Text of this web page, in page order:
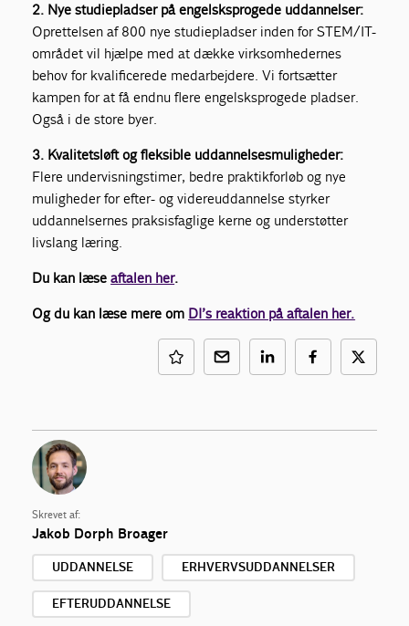
2. Nye studiepladser på engelsksprogede uddannelser:
Oprettelsen af 800 nye studiepladser inden for STEM/IT-
området vil hjælpe med at dække virksomhedernes
behov for kvalificerede medarbejdere. Vi fortsætter
kampen for at få endnu flere engelsksprogede pladser.
Også i de store byer.
3. Kvalitetsløft og fleksible uddannelsesmuligheder:
Flere undervisningstimer, bedre praktikforløb og nye
muligheder for efter- og videreuddannelse styrker
uddannelsernes praksisfaglige kerne og understøtter
livslang læring.
Du kan læseaftalen her.
Og du kan læse mere om DI’s reaktion på aftalen her.
Skrevet af:
Jakob Dorph Broager
UDDANNELSE ERHVERVSUDDANNELSER
EFTERUDDANNELSE